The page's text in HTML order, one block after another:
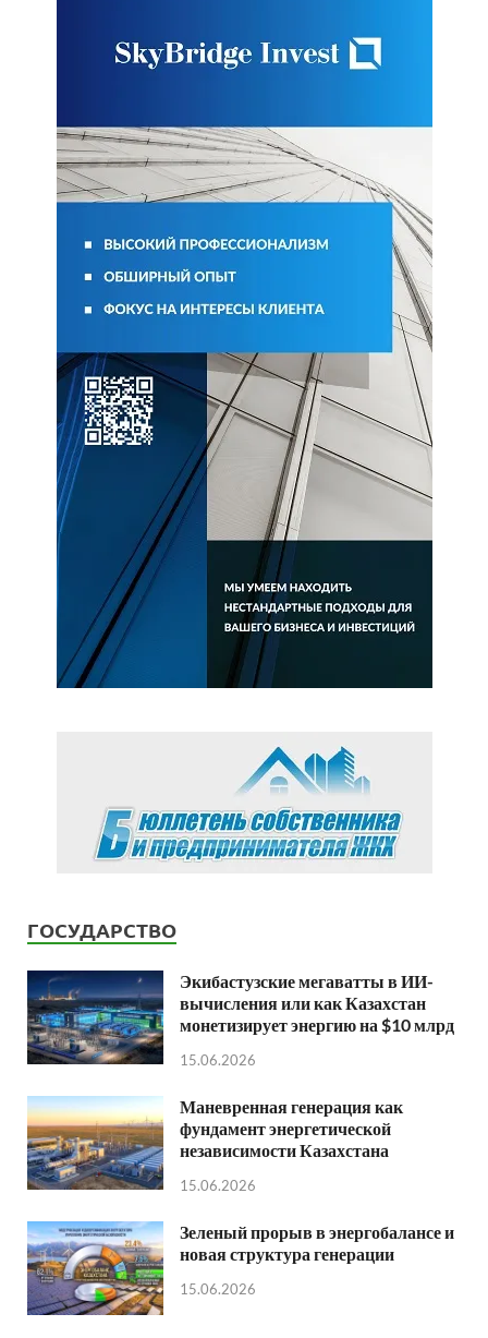
ГОСУДАРСТВО
Экибастузские мегаватты в ИИ-
вычисления или как Казахстан
монетизирует энергию на $10 млрд
15.06.2026
Маневренная генерация как
фундамент энергетической
независимости Казахстана
15.06.2026
Зеленый прорыв в энергобалансе и
новая структура генерации
15.06.2026